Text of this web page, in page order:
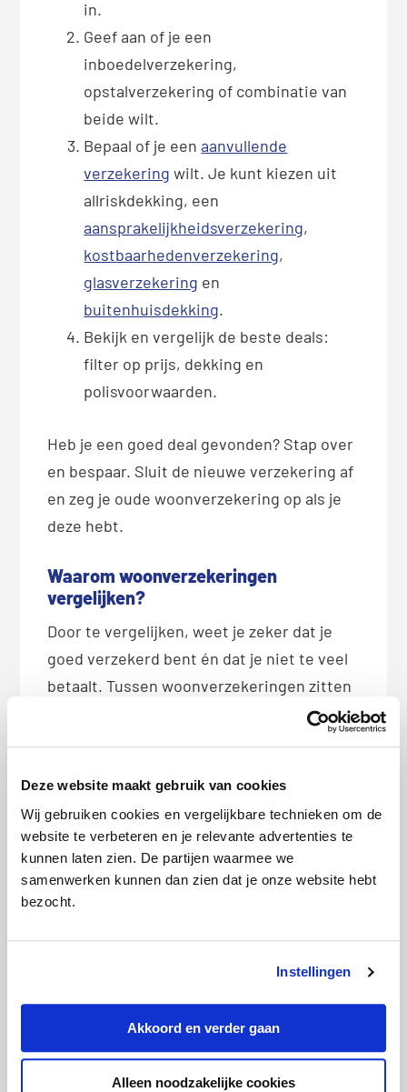
Deze website maakt gebruik van cookies
Wij gebruiken cookies en vergelijkbare technieken om de
website te verbeteren en je relevante advertenties te
kunnen laten zien. De partijen waarmee we
samenwerken kunnen dan zien dat je onze website hebt
bezocht.
Instellingen
Akkoord en verder gaan
Alleen noodzakelijke cookies
in.
Geef aan of je een
inboedelverzekering,
opstalverzekering of combinatie van
beide wilt.
Bepaal of je eenaanvullende
verzekering wilt. Je kunt kiezen uit
allriskdekking, een
aansprakelijkheidsverzekering,
kostbaarhedenverzekering,
glasverzekering en
buitenhuisdekking.
Bekijk en vergelijk de beste deals:
filter op prijs, dekking en
polisvoorwaarden.
Heb je een goed deal gevonden? Stap over
en bespaar. Sluit de nieuwe verzekering af
en zeg je oude woonverzekering op als je
deze hebt.
Waarom woonverzekeringen
vergelijken?
Door te vergelijken, weet je zeker dat je
goed verzekerd bent én dat je niet te veel
betaalt. Tussen woonverzekeringen zitten
namelijk grote verschillen. Een goedkope
uitbetaling.
Daarnaast wil je voorkomen dat je
onderverzekerd bent. Dit betekent dat je
spullen of woning voor een te laag bedrag
zonde, want dat kan je veel geld kosten.
Deel dit bericht met je vrienden:
X Facebook WhatsApp